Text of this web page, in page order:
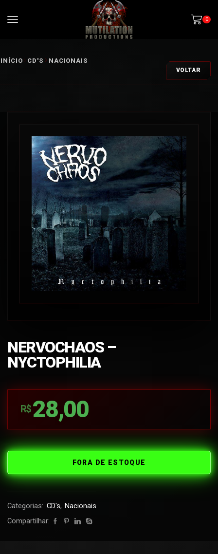
0
INÍCIO CD'S NACIONAIS
VOLTAR
NERVOCHAOS –
NYCTOPHILIA
R$ 28,00
FORA DE ESTOQUE
Categorias: CD's, Nacionais
Compartilhar: